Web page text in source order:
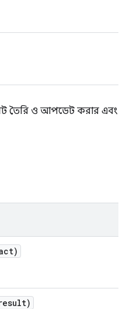
তৈরি ও আপডেট করার এবং